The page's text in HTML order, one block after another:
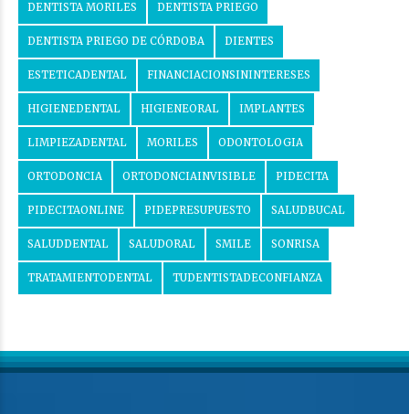
DENTISTA MORILES DENTISTA PRIEGO
DENTISTA PRIEGO DE CÓRDOBA DIENTES
ESTETICADENTAL FINANCIACIONSININTERESES
HIGIENEDENTAL HIGIENEORAL IMPLANTES
LIMPIEZADENTAL MORILES ODONTOLOGIA
ORTODONCIA ORTODONCIAINVISIBLE PIDECITA
PIDECITAONLINE PIDEPRESUPUESTO SALUDBUCAL
SALUDDENTAL SALUDORAL SMILE SONRISA
TRATAMIENTODENTAL TUDENTISTADECONFIANZA